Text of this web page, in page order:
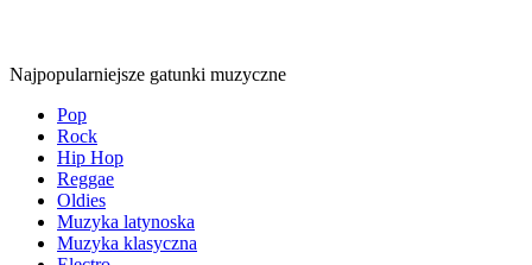
Najpopularniejsze gatunki muzyczne
Pop
Rock
Hip Hop
Reggae
Oldies
Muzyka latynoska
Muzyka klasyczna